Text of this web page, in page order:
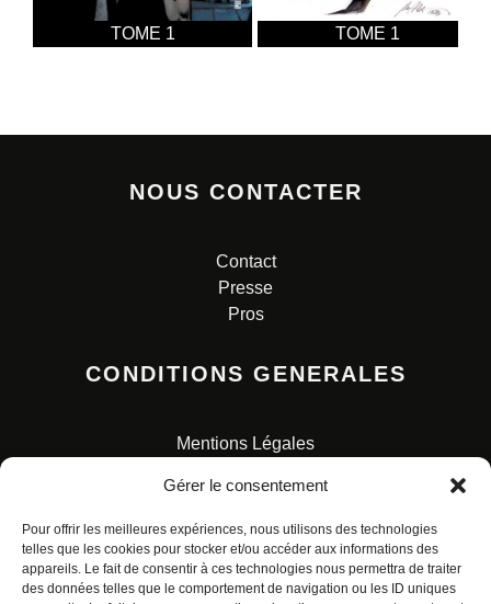
Gérer le consentement
Pour offrir les meilleures expériences, nous utilisons des technologies
telles que les cookies pour stocker et/ou accéder aux informations des
appareils. Le fait de consentir à ces technologies nous permettra de traiter
des données telles que le comportement de navigation ou les ID uniques
TOME 1 TOME 1
NOUS CONTACTER
Contact
Presse
Pros
CONDITIONS GENERALES
Mentions Légales
Charte pour la protection des données personnelles